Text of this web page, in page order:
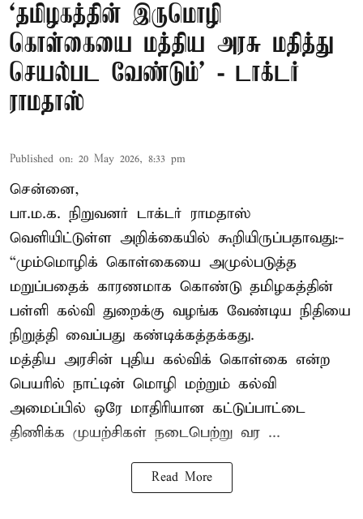
‘தமிழகத்தின் இருமொழி
கொள்கையை மத்திய அரசு மதித்து
செயல்பட வேண்டும்’ - டாக்டர்
ராமதாஸ்
Published on: 20 May 2026, 8:33 pm
சென்னை,
பா.ம.க. நிறுவனர் டாக்டர் ராமதாஸ்
வெளியிட்டுள்ள அறிக்கையில் கூறியிருப்பதாவது:-
“மும்மொழிக் கொள்கையை அமுல்படுத்த
மறுப்பதைக் காரணமாக கொண்டு தமிழகத்தின்
பள்ளி கல்வி துறைக்கு வழங்க வேண்டிய நிதியை
நிறுத்தி வைப்பது கண்டிக்கத்தக்கது.
மத்திய அரசின் புதிய கல்விக் கொள்கை என்ற
பெயரில் நாட்டின் மொழி மற்றும் கல்வி
அமைப்பில் ஒரே மாதிரியான கட்டுப்பாட்டை
திணிக்க முயற்சிகள் நடைபெற்று வர ...
Read More